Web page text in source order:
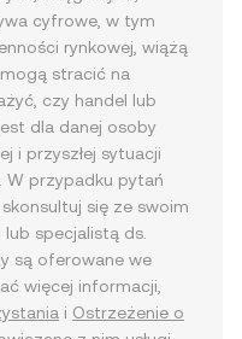
cyfrowe, w tym
rynkowej, wiążą
stracić na
czy handel lub
dla danej osoby
i przyszłej sytuacji
W przypadku pytań
się ze swoim
specjalistą ds.
są oferowane we
więcej informacji,
i Ostrzeżenie o